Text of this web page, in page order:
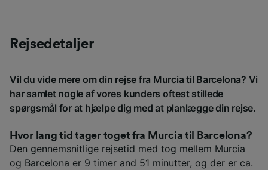
Rejsedetaljer
Vil du vide mere om din rejse fra Murcia til Barcelona? Vi
har samlet nogle af vores kunders oftest stillede
spørgsmål for at hjælpe dig med at planlægge din rejse.
Hvor lang tid tager toget fra Murcia til Barcelona?
Den gennemsnitlige rejsetid med tog mellem Murcia
og Barcelona er 9 timer and 51 minutter, og der er ca.